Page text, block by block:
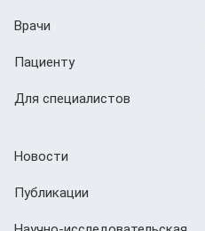
Врачи
Пациенту
Для специалистов
Новости
Публикации